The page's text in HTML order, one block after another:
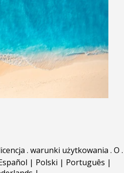
. warunki użytkowania . O .
| Polski | Português |